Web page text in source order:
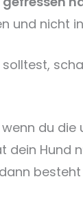
und nicht
du die
dein Hund